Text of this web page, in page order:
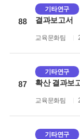
88
기타연구
결과보고서
교육문화팀
87
기타연구
확산 결과보
교육문화팀
기타연구